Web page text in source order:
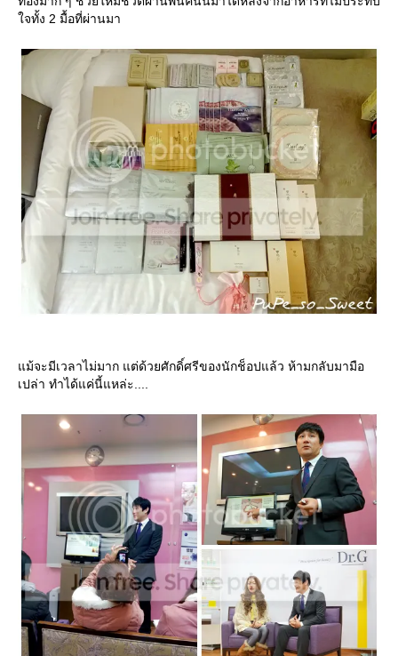
จทั้ง 2 มื้อที่ผ่านมา
ม้จะมีเวลาไม่มาก แต่ด้วยศักดิ์ศรีของนักช็อปแล้ว ห้ามกลับมามือ
เปล่า ทำได้แค่นี้แหล่ะ....